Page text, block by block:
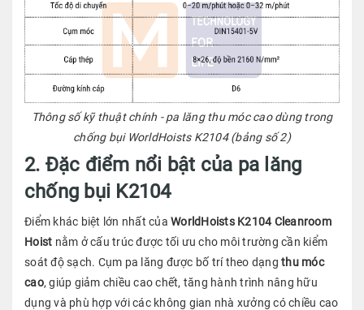
Thông số kỹ thuật chính - pa lăng thu móc cao dùng trong
chống bụi WorldHoists K2104 (bảng số 2)
2. Đặc điểm nổi bật của pa lăng
chống bụi K2104
Điểm khác biệt lớn nhất của WorldHoists K2104 Cleanroom
Hoist nằm ở cấu trúc được tối ưu cho môi trường cần kiểm
soát độ sạch. Cụm pa lăng được bố trí theo dạng thu móc
cao, giúp giảm chiều cao chết, tăng hành trình nâng hữu
dụng và phù hợp với các không gian nhà xưởng có chiều cao